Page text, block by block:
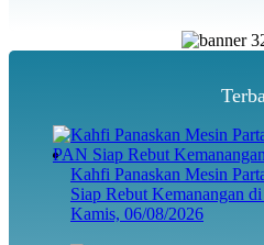
Kahfi Panaskan Mesin
Siap Rebut Kemanangan
Kamis, 06/08/2026